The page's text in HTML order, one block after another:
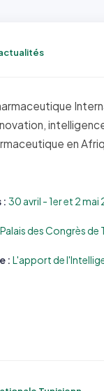
en
: 30 avril - 1er et 2 mai
Palais des Congrès de
: L'apport de